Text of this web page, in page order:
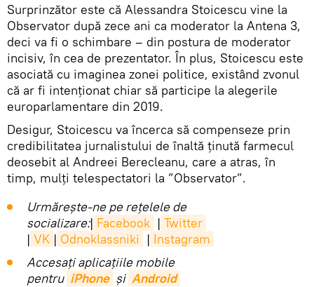
Surprinzător este că Alessandra Stoicescu vine la
Observator după zece ani ca moderator la Antena 3,
deci va fi o schimbare – din postura de moderator
incisiv, în cea de prezentator. În plus, Stoicescu este
asociată cu imaginea zonei politice, existând zvonul
că ar fi intenționat chiar să participe la alegerile
europarlamentare din 2019.
Desigur, Stoicescu va încerca să compenseze prin
credibilitatea jurnalistului de înaltă ținută farmecul
deosebit al Andreei Berecleanu, care a atras, în
timp, mulți telespectatori la ”Observator”.
Urmărește-ne pe rețelele de
socializare:| Facebook | Twitter
| VK | Odnoklassniki | Instagram
Accesaţi aplicaţiile mobile
pentru iPhone și Android